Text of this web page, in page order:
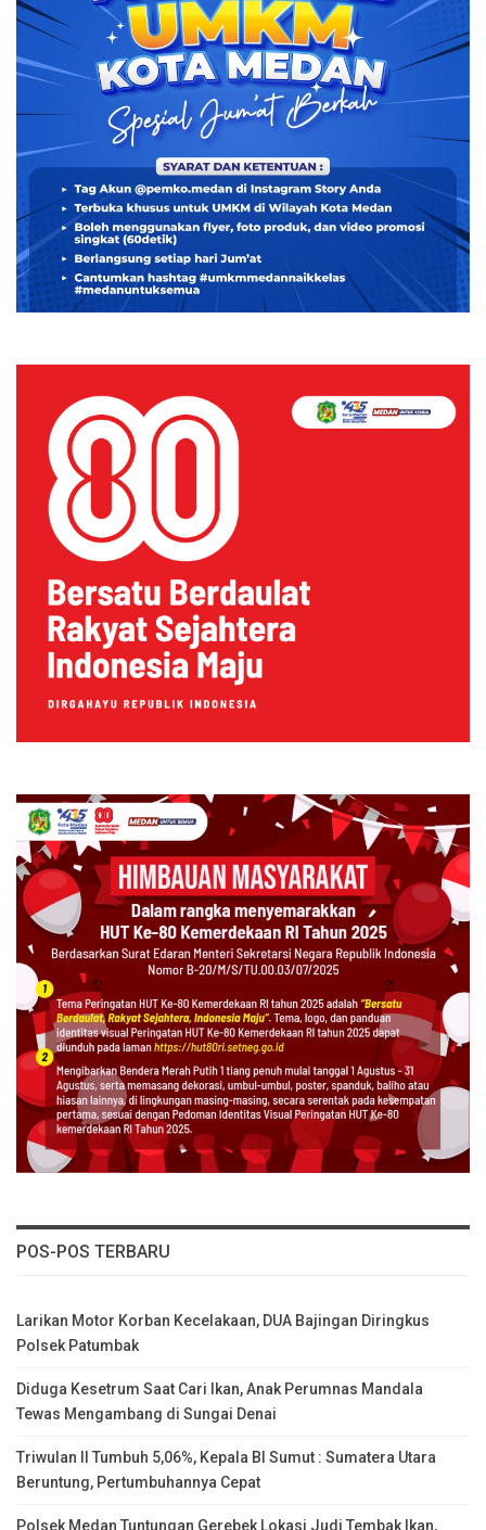
POS-POS TERBARU
Larikan Motor Korban Kecelakaan, DUA Bajingan Diringkus
Polsek Patumbak
Diduga Kesetrum Saat Cari Ikan, Anak Perumnas Mandala
Tewas Mengambang di Sungai Denai
Triwulan II Tumbuh 5,06%, Kepala BI Sumut : Sumatera Utara
Beruntung, Pertumbuhannya Cepat
Polsek Medan Tuntungan Gerebek Lokasi Judi Tembak Ikan,